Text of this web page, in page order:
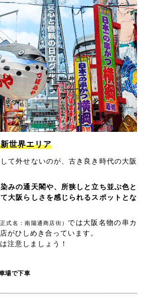
世界エリア
て外せないのが、古き良き時代の大阪
みの通天閣や、所狭しと立ち並ぶ色と
大阪らしさを感じられるスポットとな
正式名：南陽通商店街） では大阪名物の串カ
がひしめき合っています。
注意しましょう！
場で下車